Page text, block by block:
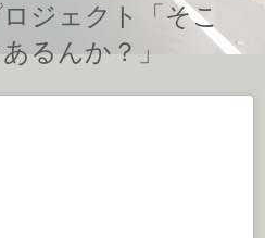
ジェクト「そこ
るんか？」